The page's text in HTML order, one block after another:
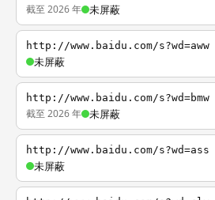
截至 2026 年 未屏蔽
http://www.baidu.com/s?wd=aww
未屏蔽
http://www.baidu.com/s?wd=bmw
截至 2026 年 未屏蔽
http://www.baidu.com/s?wd=ass
未屏蔽